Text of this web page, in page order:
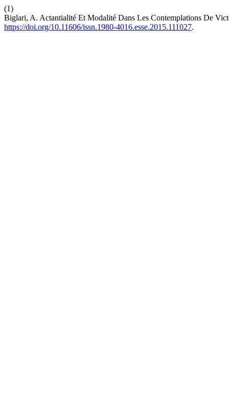
(1)
Biglari, A. Actantialité Et Modalité Dans Les Contemplations De
https://doi.org/10.11606/issn.1980-4016.esse.2015.111027.